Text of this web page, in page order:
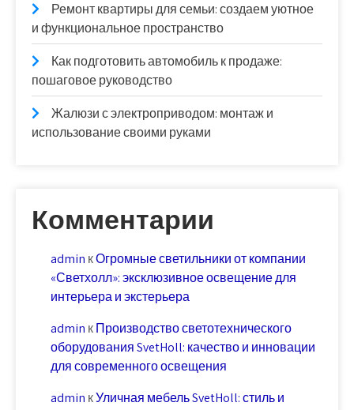
Ремонт квартиры для семьи: создаем уютное
и функциональное пространство
Как подготовить автомобиль к продаже:
пошаговое руководство
Жалюзи с электроприводом: монтаж и
использование своими руками
Комментарии
admin кОгромные светильники от компании
«Светхолл»: эксклюзивное освещение для
интерьера и экстерьера
admin кПроизводство светотехнического
оборудования SvetHoll: качество и инновации
для современного освещения
admin кУличная мебель SvetHoll: стиль и